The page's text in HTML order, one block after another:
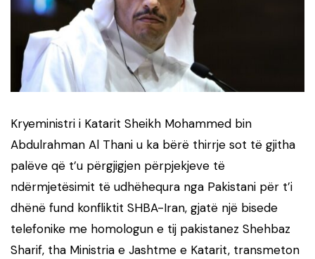
Kryeministri i Katarit Sheikh Mohammed bin
Abdulrahman Al Thani u ka bërë thirrje sot të gjitha
palëve që t’u përgjigjen përpjekjeve të
ndërmjetësimit të udhëhequra nga Pakistani për t’i
dhënë fund konfliktit SHBA-Iran, gjatë një bisede
telefonike me homologun e tij pakistanez Shehbaz
Sharif, tha Ministria e Jashtme e Katarit, transmeton